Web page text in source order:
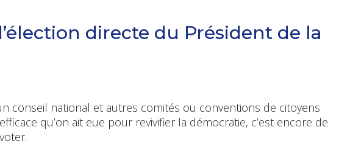
directe du Président de la
conseil national et autres comités ou conventions de citoyens
qu’on ait eue pour revivifier la démocratie, c’est encore de